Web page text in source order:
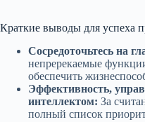
Краткие выводы для успеха
Сосредоточьтесь на
непререкаемые
обеспечить
Эффективность,
интеллектом: За
полный список